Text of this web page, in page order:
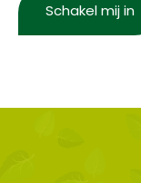
Schakel mij in